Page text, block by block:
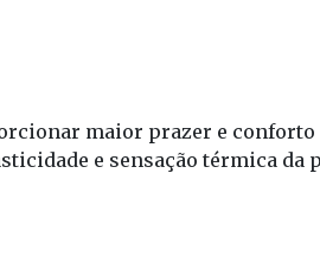
maior prazer e conforto
e sensação térmica da